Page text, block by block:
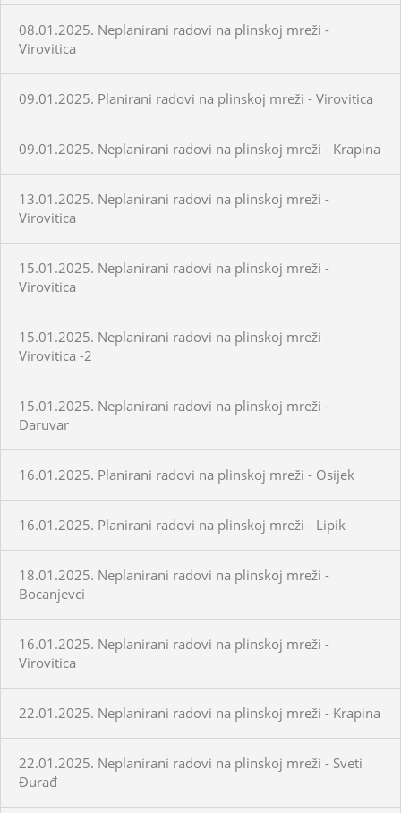
08.01.2025. Neplanirani radovi na plinskoj mreži -
Virovitica
09.01.2025. Planirani radovi na plinskoj mreži - Virovitica
09.01.2025. Neplanirani radovi na plinskoj mreži - Krapina
13.01.2025. Neplanirani radovi na plinskoj mreži -
Virovitica
15.01.2025. Neplanirani radovi na plinskoj mreži -
Virovitica
15.01.2025. Neplanirani radovi na plinskoj mreži -
Virovitica -2
15.01.2025. Neplanirani radovi na plinskoj mreži -
Daruvar
16.01.2025. Planirani radovi na plinskoj mreži - Osijek
16.01.2025. Planirani radovi na plinskoj mreži - Lipik
18.01.2025. Neplanirani radovi na plinskoj mreži -
Bocanjevci
16.01.2025. Neplanirani radovi na plinskoj mreži -
Virovitica
22.01.2025. Neplanirani radovi na plinskoj mreži - Krapina
22.01.2025. Neplanirani radovi na plinskoj mreži - Sveti
Đurađ